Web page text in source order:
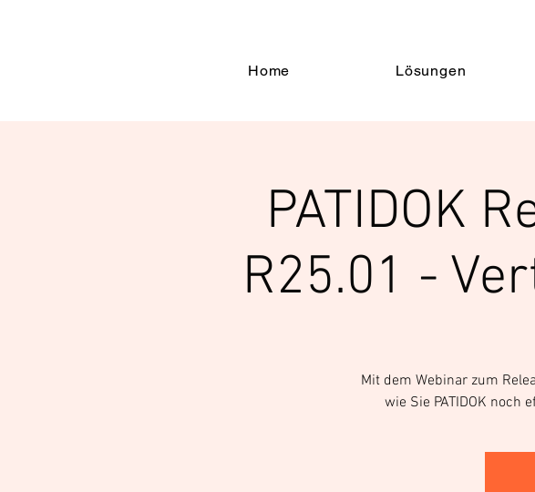
Home Lösungen
PATIDOK
R25.01 -
Mit dem Webinar zum
wie Sie PATIDOK noch